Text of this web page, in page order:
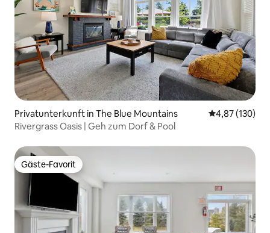
Privatunterkunft in The Blue Mountains
4,87 (130)
Rivergrass Oasis | Geh zum Dorf & Pool
Gäste-Favorit
Gäste-Favorit